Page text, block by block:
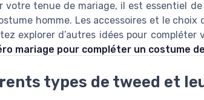
votre tenue de mariage, il est essentiel
homme. Les accessoires et le
explorer d’autres idées pour
mariage pour compléter un costume
types de tweed et